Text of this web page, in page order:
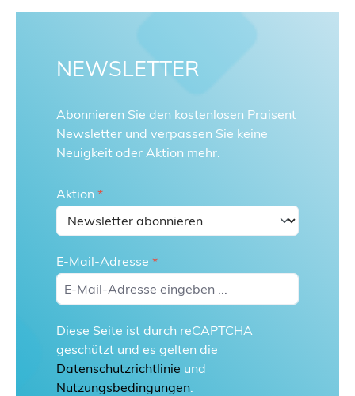
NEWSLETTER
Abonnieren Sie den kostenlosen Praisent
Newsletter und verpassen Sie keine
Neuigkeit oder Aktion mehr.
Aktion *
E-Mail-Adresse *
Diese Seite ist durch reCAPTCHA
geschützt und es gelten die
Datenschutzrichtlinie und
Nutzungsbedingungen.